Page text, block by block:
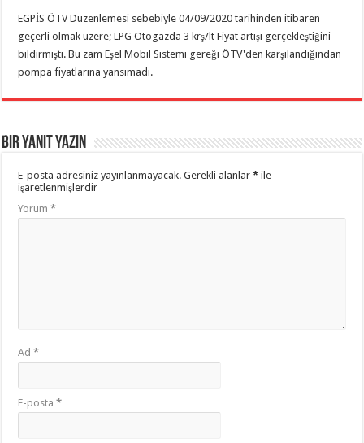
EGPİS ÖTV Düzenlemesi sebebiyle 04/09/2020 tarihinden itibaren
geçerli olmak üzere; LPG Otogazda 3 krş/lt Fiyat artışı gerçekleştiğini
bildirmişti. Bu zam Eşel Mobil Sistemi gereği ÖTV'den karşılandığından
pompa fiyatlarına yansımadı.
Bir yanıt yazın
E-posta adresiniz yayınlanmayacak. Gerekli alanlar* ile
işaretlenmişlerdir
Yorum*
Ad*
E-posta*